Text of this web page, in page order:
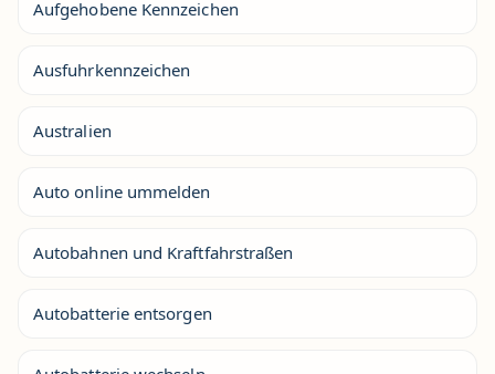
Aufgehobene Kennzeichen
Ausfuhrkennzeichen
Australien
Auto online ummelden
Autobahnen und Kraftfahrstraßen
Autobatterie entsorgen